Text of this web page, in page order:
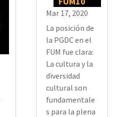
Mar 17, 2020
La posición de
la PGDC en el
FUM fue clara:
La cultura y la
diversidad
cultural son
fundamentale
s para la plena